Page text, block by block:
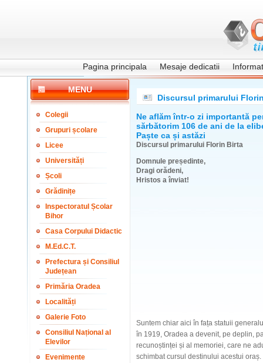
Pagina principala Mesaje dedicatii
MENU
Colegii
Grupuri școlare
Licee
Universități
Școli
Grădinițe
Inspectoratul Școlar
Bihor
Casa Corpului Didactic
M.Ed.C.T.
Prefectura și Consiliul
Județean
Primăria Oradea
Localități
Galerie Foto
Consiliul Național al
Elevilor
Evenimente
Discursul primarului
Ne aflăm într-o zi importantă
sărbătorim 106 de ani de la
Paște ca și astăzi
Discursul primarului Florin Birta
Domnule președinte,
Dragi orădeni,
Hristos a înviat!
Suntem chiar aici în fața statuii
în 1919, Oradea a devenit, pe deplin,
recunoștinței și al memoriei, care ne
schimbat cursul destinului acestui oraș.